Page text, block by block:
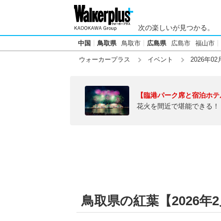
次の楽しいが見つかる。
中国 鳥取県 鳥取市 広島県 広島市 福山市
ウォーカープラス イベント 2026年02
【臨港パーク席と宿泊ホ
花火を間近で堪能できる
鳥取県の紅葉【2026年